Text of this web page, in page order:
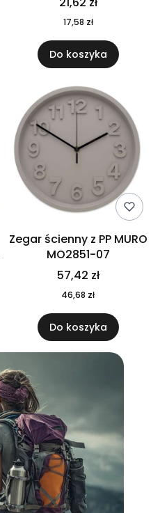
17,58 zł
Do koszyka
Zegar ścienny z PP MURO
MO2851-07
57,42 zł
46,68 zł
Do koszyka